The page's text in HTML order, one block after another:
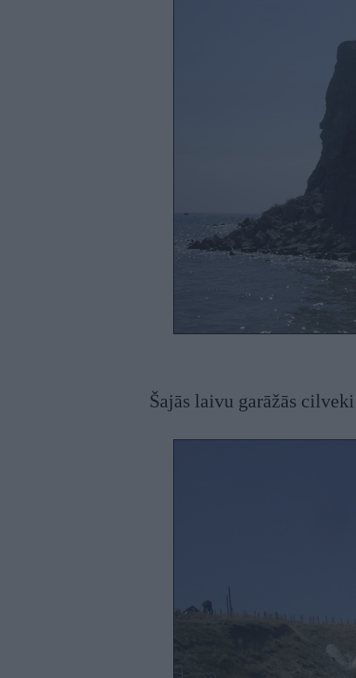
Šajās laivu garāžās